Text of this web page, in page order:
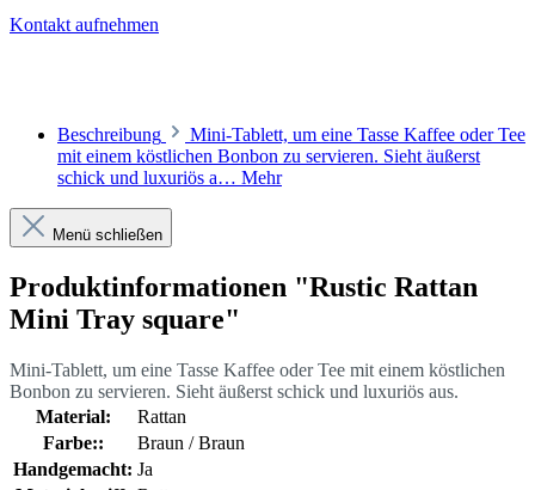
Kontakt aufnehmen
Beschreibung
Mini-Tablett, um eine Tasse Kaffee oder Tee
mit einem köstlichen Bonbon zu servieren. Sieht äußerst
schick und luxuriös a… Mehr
Menü schließen
Produktinformationen "Rustic Rattan
Mini Tray square"
Mini-Tablett, um eine Tasse Kaffee oder Tee mit einem köstlichen
Bonbon zu servieren. Sieht äußerst schick und luxuriös aus.
Material:
Rattan
Farbe::
Braun / Braun
Handgemacht: Ja